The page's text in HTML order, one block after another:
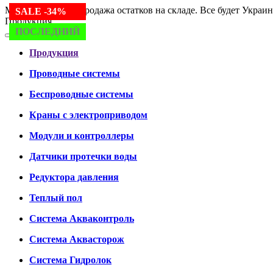
Мы работаем. Распродажа остатков на складе. Все будет
Продукция
Продукция
Проводные системы
Беспроводные системы
Краны с электроприводом
Модули и контроллеры
Датчики протечки воды
Редуктора давления
Теплый пол
Система Акваконтроль
Система Аквасторож
Система Гидролок
SALE -34%
ПОСЛЕДНИЙ
SALE -24%
ПОСЛЕДНИЙ
SALE -30%
ПОСЛЕДНИЙ
SALE -34%
ПОСЛЕДНИЙ